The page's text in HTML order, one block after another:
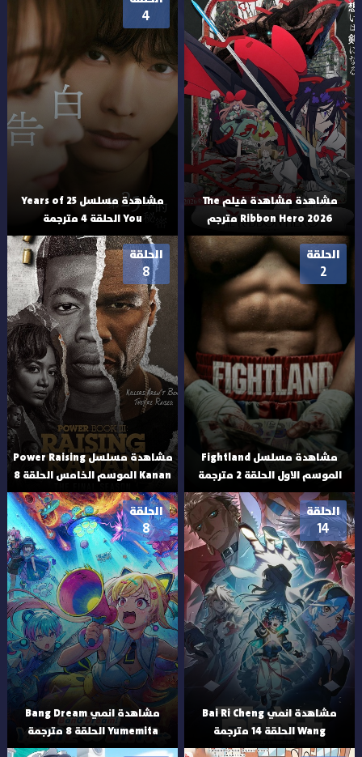
مشاهدة مشاهدة فيلم The
Ribbon Hero 2026 مترجم
4
مشاهدة مسلسل 25 Years of
You الحلقة 4 مترجمة
الحلقة
2
مشاهدة مسلسل Fightland
الموسم الاول الحلقة 2 مترجمة
الحلقة
8
مشاهدة مسلسل Power Raising
Kanan الموسم الخامس الحلقة 8
الحلقة
14
مشاهدة انمي Bai Ri Cheng
Wang الحلقة 14 مترجمة
الحلقة
8
مشاهدة انمي Bang Dream
Yumemita الحلقة 8 مترجمة